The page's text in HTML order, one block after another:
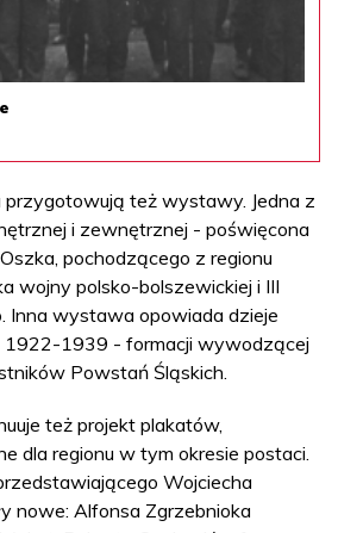
też wystawy. Jedna z
i zewnętrznej - poświęcona
pochodzącego z regionu
wojny polsko-bolszewickiej i III
Inna wystawa opowiada dzieje
1922-1939 - formacji wywodzącej
Powstań Śląskich.
też projekt plakatów,
dla regionu w tym okresie postaci.
Wojciecha
nowe: Alfonsa Zgrzebnioka